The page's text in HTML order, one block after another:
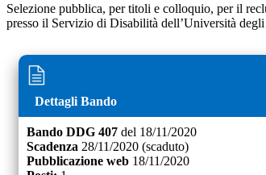
Selezione pubblica, per titoli e colloquio, per il
presso il Servizio di Disabilità dell’Università
Dettagli Bando
Bando DDG 407 del 18/11/2020
Scadenza 28/11/2020 (scaduto)
Pubblicazione web 18/11/2020